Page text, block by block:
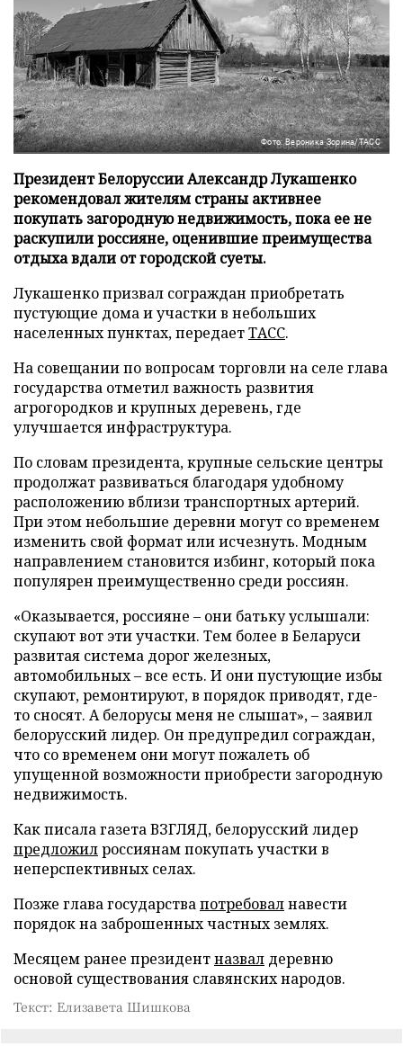
Фото: Вероника Зорина/ТАСС
Президент Белоруссии Александр Лукашенко
рекомендовал жителям страны активнее
покупать загородную недвижимость, пока ее не
раскупили россияне, оценившие преимущества
отдыха вдали от городской суеты.
Лукашенко призвал сограждан приобретать
пустующие дома и участки в небольших
населенных пунктах, передаетТАСС.
На совещании по вопросам торговли на селе глава
государства отметил важность развития
агрогородков и крупных деревень, где
улучшается инфраструктура.
По словам президента, крупные сельские центры
продолжат развиваться благодаря удобному
расположению вблизи транспортных артерий.
При этом небольшие деревни могут со временем
изменить свой формат или исчезнуть. Модным
направлением становится избинг, который пока
популярен преимущественно среди россиян.
«Оказывается, россияне – они батьку услышали:
скупают вот эти участки. Тем более в Беларуси
развитая система дорог железных,
автомобильных – все есть. И они пустующие избы
скупают, ремонтируют, в порядок приводят, где-
то сносят. А белорусы меня не слышат», – заявил
белорусский лидер. Он предупредил сограждан,
что со временем они могут пожалеть об
упущенной возможности приобрести загородную
недвижимость.
Как писала газета ВЗГЛЯД, белорусский лидер
предложилроссиянам покупать участки в
неперспективных селах.
Позже глава государствапотребовалнавести
порядок на заброшенных частных землях.
Месяцем ранее президентназвал деревню
основой существования славянских народов.
Текст: Елизавета Шишкова